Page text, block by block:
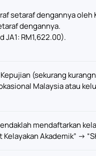
setaraf dengannya oleh
dengannya.
JA1: RM1,622.00).
(sekurang
Malaysia atau
mendaftarkan
Akademik” ->